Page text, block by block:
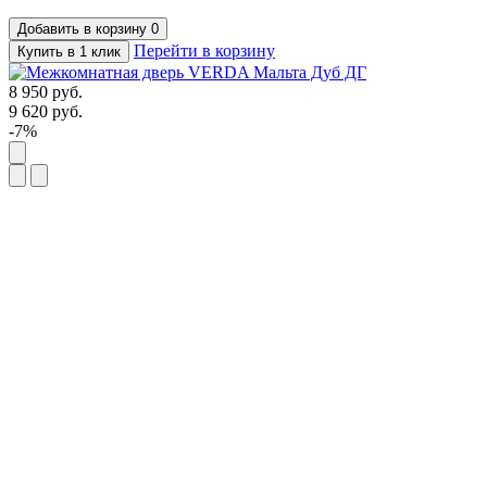
Добавить в корзину 0
Купить в 1 клик
Перейти в корзину
8 950 руб.
9 620 руб.
-7%